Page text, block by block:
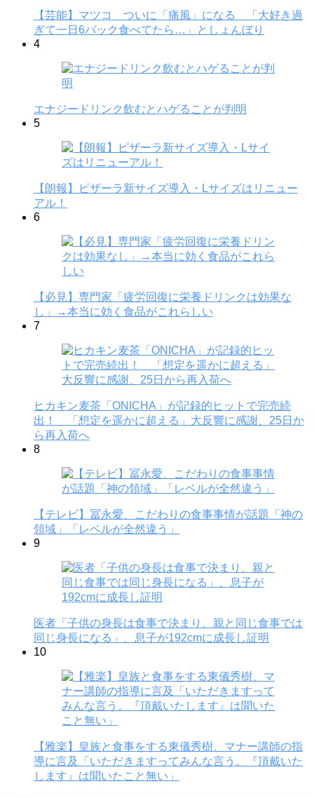
【芸能】マツコ ついに「痛風」になる 「大好き過
ぎて一日6パック食べてたら…」としょんぼり
4
エナジードリンク飲むとハゲることが判明
5
【朗報】ピザーラ新サイズ導入・Lサイズはリニュー
アル！
6
【必見】専門家「疲労回復に栄養ドリンクは効果な
し」→本当に効く食品がこれらしい
7
ヒカキン麦茶「ONICHA」が記録的ヒットで完売続
出！ 「想定を遥かに超える」大反響に感謝、25日か
ら再入荷へ
8
【テレビ】冨永愛、こだわりの食事事情が話題「神の
領域」「レベルが全然違う」
9
医者「子供の身長は食事で決まり、親と同じ食事では
同じ身長になる」、息子が192cmに成長し証明
10
【雅楽】皇族と食事をする東儀秀樹、マナー講師の指
導に言及「いただきますってみんな言う。『頂戴いた
します』は聞いたこと無い」